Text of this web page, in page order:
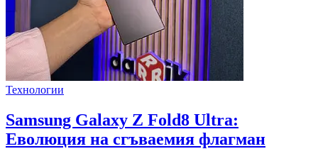
Технологии
Samsung Galaxy Z Fold8 Ultra:
Еволюция на сгъваемия флагман